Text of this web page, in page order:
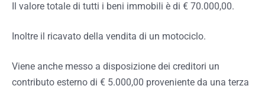
Il valore totale di tutti i beni immobili è di € 70.000,00.
Inoltre il ricavato della vendita di un motociclo.
Viene anche messo a disposizione dei creditori un
contributo esterno di € 5.000,00 proveniente da una terza